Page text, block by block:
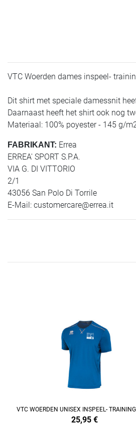
VTC Woerden dames inspeel-
Dit shirt met speciale damessnit
Daarnaast heeft het shirt ook nog
Materiaal: 100% poyester - 145 g/
FABRIKANT: Errea
ERREA' SPORT S.P.A.
VIA G. DI VITTORIO
2/1
43056 San Polo Di Torrile
E-Mail: customercare@errea.it
VTC WOERDEN UNISEX INSPEEL-
25,95 €